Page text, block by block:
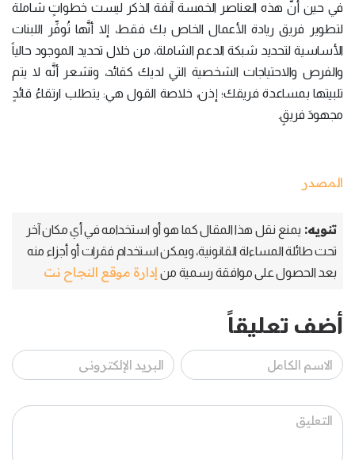
في حين أنَّ هذه العناصر الخمسة آنفة الذكر ليست خطواتٍ شاملة
لتطوير فريق ريادة الأعمال الخاص بك فقط، إلا أنَّها تُوفِّر اللبنات
الأساسية لتحديد شبكة الدعم الشاملة، من خلال تحديد الموجود حالياً
والفرص والاحتياجات الشخصية التي لديك كقائد، وتشعر أنَّه لا يتم
تلبيتها بمساعدة فريقك؛ إذن، خلاصة القول هي: يتطلب ارتقاءُ قائدٍ
مجهودَ فريقٍ.
المصدر
تنويه: يمنع نقل هذا المقال كما هو أو استخدامه في أي مكان آخر
تحت طائلة المساءلة القانونية، ويمكن استخدام فقرات أو أجزاء منه
بعد الحصول على موافقة رسمية من إدارة موقع النجاح نت
أضف تعليقاً